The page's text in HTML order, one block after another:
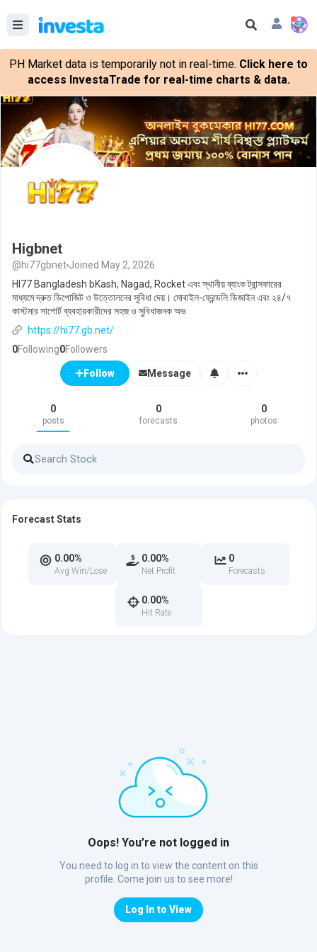
PH Market data is temporarily not in real-time. Click here to
access InvestaTrade for real-time charts & data.
Higbnet
@hi77gbnet Joined May 2, 2026
HI77 Bangladesh bKash, Nagad, Rocket এবং স্থানীয় ব্যাংক ট্রান্সফারের
মাধ্যমে দ্রুত ডিপোজিট ও উত্তোলনের সুবিধা দেয়। মোবাইল-ফ্রেন্ডলি ডিজাইন এবং ২৪/৭
কাস্টমার সাপোর্ট ব্যবহারকারীদের সহজ ও সুবিধাজনক অভ
https://hi77.gb.net/
0Following0Followers
Follow Message
0
posts
0
forecasts
0
photos
Oops! You’re not logged in
You need to log in to view the content on this
profile. Come join us to see more!
Log In to View
Forecast Stats
0.00%
Avg Win/Lose
0.00%
Net Profit
0
Forecasts
0.00%
Hit Rate